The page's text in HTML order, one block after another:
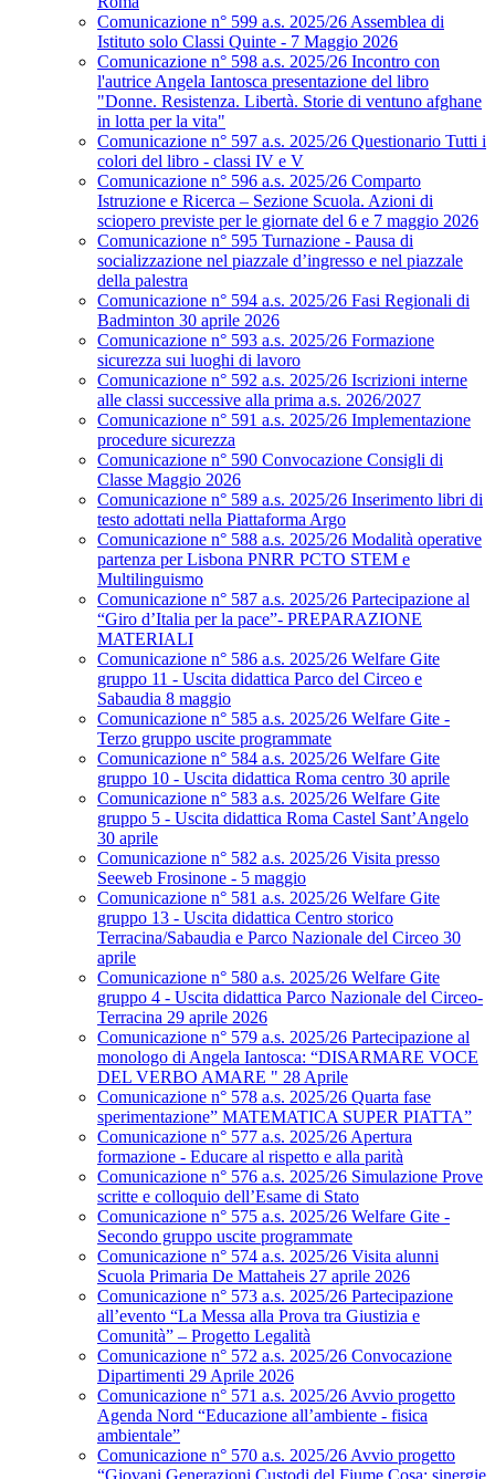
Comunicazione n° 599 a.s. 2025/26 Assemblea di
Istituto solo Classi Quinte - 7 Maggio 2026
Comunicazione n° 598 a.s. 2025/26 Incontro con
l'autrice Angela Iantosca presentazione del libro
"Donne. Resistenza. Libertà. Storie di ventuno afghane
in lotta per la vita"
Comunicazione n° 597 a.s. 2025/26 Questionario Tutti i
colori del libro - classi IV e V
Comunicazione n° 596 a.s. 2025/26 Comparto
Istruzione e Ricerca – Sezione Scuola. Azioni di
sciopero previste per le giornate del 6 e 7 maggio 2026
Comunicazione n° 595 Turnazione - Pausa di
socializzazione nel piazzale d’ingresso e nel piazzale
della palestra
Comunicazione n° 594 a.s. 2025/26 Fasi Regionali di
Badminton 30 aprile 2026
Comunicazione n° 593 a.s. 2025/26 Formazione
sicurezza sui luoghi di lavoro
Comunicazione n° 592 a.s. 2025/26 Iscrizioni interne
alle classi successive alla prima a.s. 2026/2027
Comunicazione n° 591 a.s. 2025/26 Implementazione
procedure sicurezza
Comunicazione n° 590 Convocazione Consigli di
Classe Maggio 2026
Comunicazione n° 589 a.s. 2025/26 Inserimento libri di
testo adottati nella Piattaforma Argo
Comunicazione n° 588 a.s. 2025/26 Modalità operative
partenza per Lisbona PNRR PCTO STEM e
Multilinguismo
Comunicazione n° 587 a.s. 2025/26 Partecipazione al
“Giro d’Italia per la pace”- PREPARAZIONE
MATERIALI
Comunicazione n° 586 a.s. 2025/26 Welfare Gite
gruppo 11 - Uscita didattica Parco del Circeo e
Sabaudia 8 maggio
Comunicazione n° 585 a.s. 2025/26 Welfare Gite -
Terzo gruppo uscite programmate
Comunicazione n° 584 a.s. 2025/26 Welfare Gite
gruppo 10 - Uscita didattica Roma centro 30 aprile
Comunicazione n° 583 a.s. 2025/26 Welfare Gite
gruppo 5 - Uscita didattica Roma Castel Sant’Angelo
30 aprile
Comunicazione n° 582 a.s. 2025/26 Visita presso
Seeweb Frosinone - 5 maggio
Comunicazione n° 581 a.s. 2025/26 Welfare Gite
gruppo 13 - Uscita didattica Centro storico
Terracina/Sabaudia e Parco Nazionale del Circeo 30
aprile
Comunicazione n° 580 a.s. 2025/26 Welfare Gite
gruppo 4 - Uscita didattica Parco Nazionale del Circeo-
Terracina 29 aprile 2026
Comunicazione n° 579 a.s. 2025/26 Partecipazione al
monologo di Angela Iantosca: “DISARMARE VOCE
DEL VERBO AMARE " 28 Aprile
Comunicazione n° 578 a.s. 2025/26 Quarta fase
sperimentazione” MATEMATICA SUPER PIATTA”
Comunicazione n° 577 a.s. 2025/26 Apertura
formazione - Educare al rispetto e alla parità
Comunicazione n° 576 a.s. 2025/26 Simulazione Prove
scritte e colloquio dell’Esame di Stato
Comunicazione n° 575 a.s. 2025/26 Welfare Gite -
Secondo gruppo uscite programmate
Comunicazione n° 574 a.s. 2025/26 Visita alunni
Scuola Primaria De Mattaheis 27 aprile 2026
Comunicazione n° 573 a.s. 2025/26 Partecipazione
all’evento “La Messa alla Prova tra Giustizia e
Comunità” – Progetto Legalità
Comunicazione n° 572 a.s. 2025/26 Convocazione
Dipartimenti 29 Aprile 2026
Comunicazione n° 571 a.s. 2025/26 Avvio progetto
Agenda Nord “Educazione all’ambiente - fisica
ambientale”
Comunicazione n° 570 a.s. 2025/26 Avvio progetto